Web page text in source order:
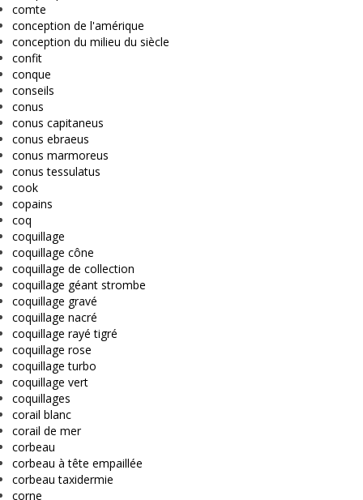
comte
conception de l'amérique
conception du milieu du siècle
confit
conque
conseils
conus
conus capitaneus
conus ebraeus
conus marmoreus
conus tessulatus
cook
copains
coq
coquillage
coquillage cône
coquillage de collection
coquillage géant strombe
coquillage gravé
coquillage nacré
coquillage rayé tigré
coquillage rose
coquillage turbo
coquillage vert
coquillages
corail blanc
corail de mer
corbeau
corbeau à tête empaillée
corbeau taxidermie
corne